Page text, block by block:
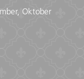
Oktober